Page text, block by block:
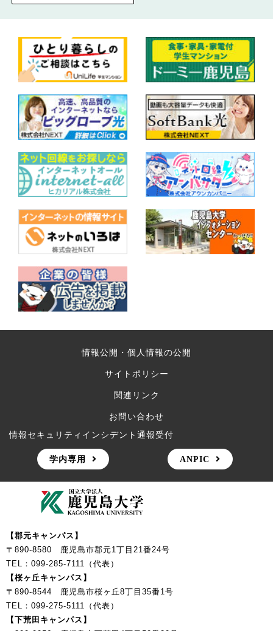
情報公開・個人情報の公開
サイトポリシー
関連リンク
お問い合わせ
情報セキュリティインシデント通報受付
学内専用 ANPIC
【郡元キャンパス】
〒890-8580 鹿児島市郡元1丁目21番24号
TEL：099-285-7111（代表）
【桜ヶ丘キャンパス】
〒890-8544 鹿児島市桜ヶ丘8丁目35番1号
TEL：099-275-5111（代表）
【下荒田キャンパス】